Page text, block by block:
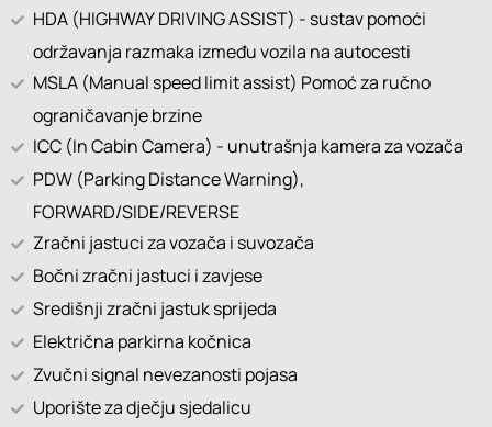
HDA (HIGHWAY DRIVING ASSIST) - sustav pomoći
održavanja razmaka između vozila na autocesti
MSLA (Manual speed limit assist) Pomoć za ručno
ograničavanje brzine
ICC (In Cabin Camera) - unutrašnja kamera za vozača
PDW (Parking Distance Warning),
FORWARD/SIDE/REVERSE
Zračni jastuci za vozača i suvozača
Bočni zračni jastuci i zavjese
Središnji zračni jastuk sprijeda
Električna parkirna kočnica
Zvučni signal nevezanosti pojasa
Uporište za dječju sjedalicu